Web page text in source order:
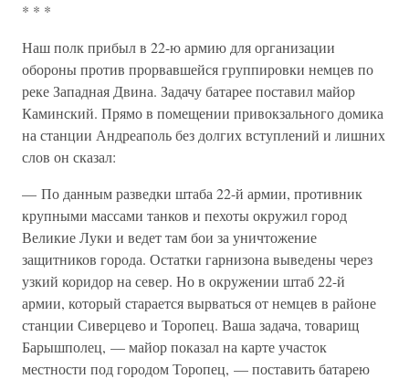
* * *
Наш полк прибыл в 22-ю армию для организации
обороны против прорвавшейся группировки немцев по
реке Западная Двина. Задачу батарее поставил майор
Каминский. Прямо в помещении привокзального домика
на станции Андреаполь без долгих вступлений и лишних
слов он сказал:
— По данным разведки штаба 22-й армии, противник
крупными массами танков и пехоты окружил город
Великие Луки и ведет там бои за уничтожение
защитников города. Остатки гарнизона выведены через
узкий коридор на север. Но в окружении штаб 22-й
армии, который старается вырваться от немцев в районе
станции Сиверцево и Торопец. Ваша задача, товарищ
Барышполец, — майор показал на карте участок
местности под городом Торопец, — поставить батарею